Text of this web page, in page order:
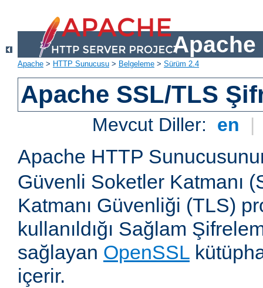
Apache
Apache > HTTP Sunucusu > Belgeleme > Sürüm 2.4
Apache SSL/TLS
Mevcut Diller: en |
Apache HTTP
Güvenli Soketler Katmanı
Katmanı Güvenliği (TLS)
kullanıldığı Sağlam
sağlayan OpenSSL
içerir.